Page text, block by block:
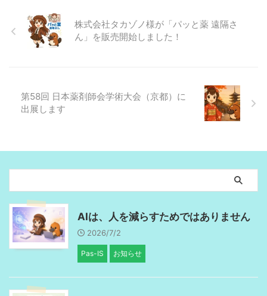
株式会社タカゾノ様が「パッと薬 遠隔さ
ん」を販売開始しました！
第58回 日本薬剤師会学術大会（京都）に
出展します
AIは、人を減らすためではありません
2026/7/2
Pas-IS お知らせ